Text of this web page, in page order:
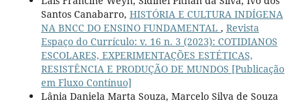
Santos Canabarro, HISTÓRIA E CULTURA INDÍGENA
NA BNCC DO ENSINO FUNDAMENTAL , Revista
Espaço do Currículo: v. 16 n. 3 (2023): COTIDIANOS
ESCOLARES, EXPERIMENTAÇÕES ESTÉTICAS,
RESISTÊNCIA E PRODUÇÃO DE MUNDOS [Publicação
em Fluxo Contínuo]
Lânia Daniela Marta Souza, Marcelo Silva de Souza